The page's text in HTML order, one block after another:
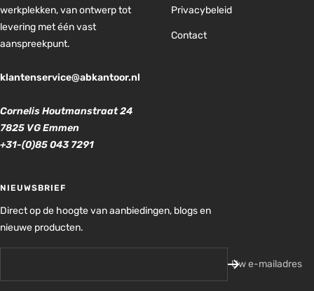
werkplekken, van ontwerp tot
levering met één vast
aanspreekpunt.
klantenservice@abkantoor.nl
Cornelis Houtmanstraat 24
7825 VG Emmen
+31-(0)85 043 7291
Privacybeleid
Contact
NIEUWSBRIEF
Direct op de hoogte van aanbiedingen, blogs en
nieuwe producten.
Uw e-mailadres